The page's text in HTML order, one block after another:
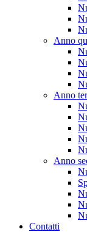
Anno
Anno
Anno
Contatti